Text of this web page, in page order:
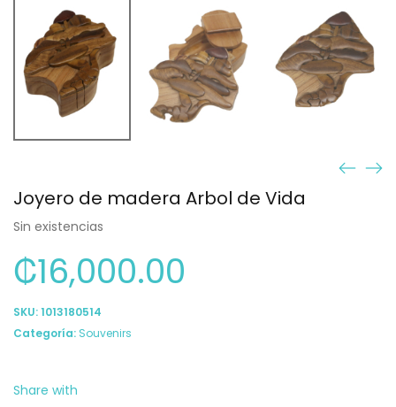
Joyero de madera Arbol de Vida
Sin existencias
₡16,000.00
SKU:1013180514
Categoría: Souvenirs
Share with